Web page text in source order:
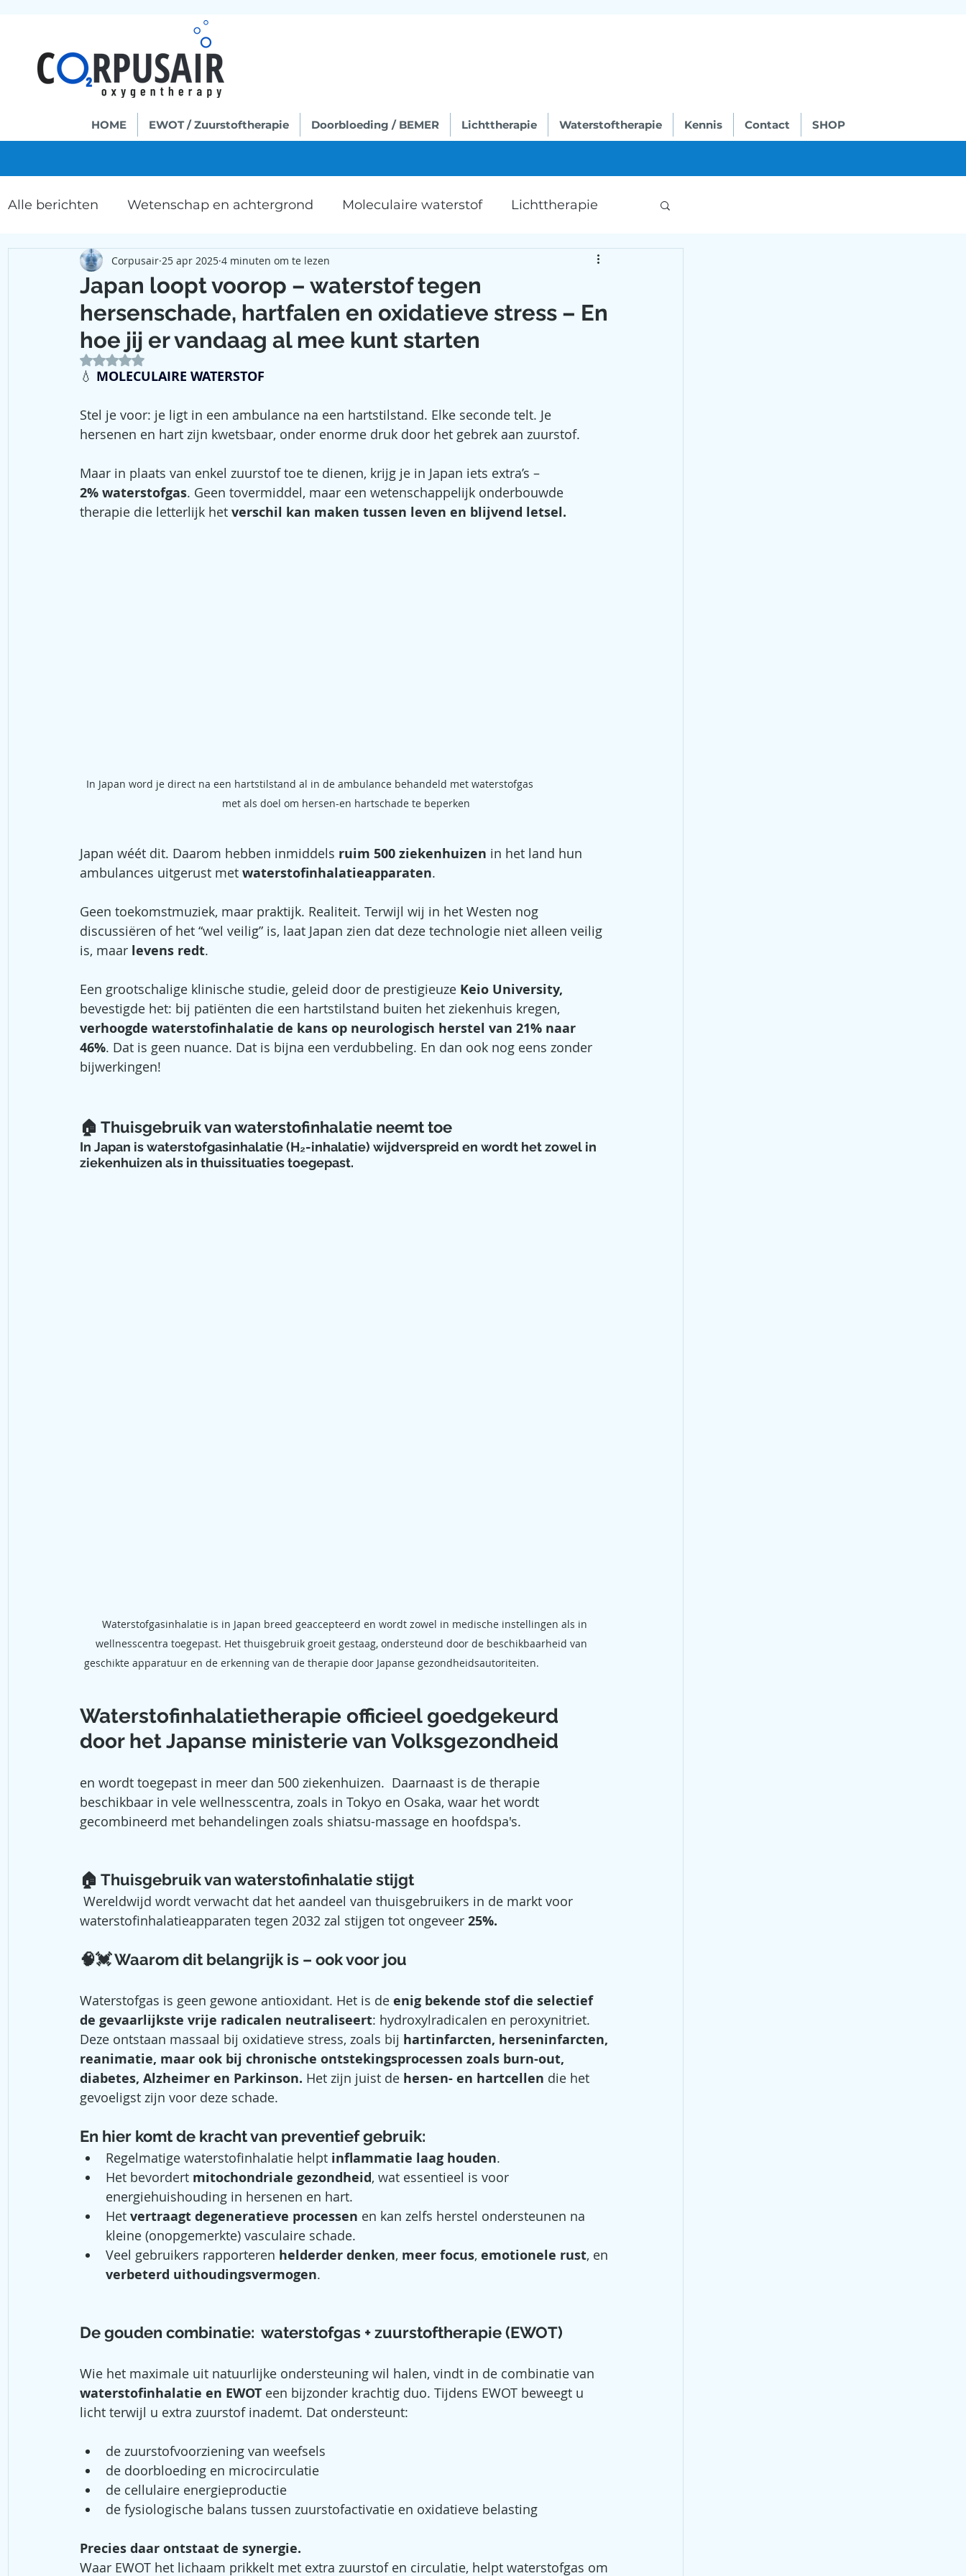
HOME EWOT / Zuurstoftherapie Doorbloeding / BEMER Lichttherapie Waterstoftherapie Kennis Contact SHOP
Alle berichten Wetenschap en achtergrond Moleculaire waterstof Lichttherapie
EWOT zuurstoftherapie Microcirculatie
Japan loopt voorop – waterstof tegen
hersenschade, hartfalen en oxidatieve stress – En
hoe jij er vandaag al mee kunt starten
Corpusair 25 apr 2025 4 minuten om te lezen
Beoordeeld met NaN uit 5 sterren.
💧 MOLECULAIRE WATERSTOF
Stel je voor: je ligt in een ambulance na een hartstilstand. Elke seconde telt. Je
hersenen en hart zijn kwetsbaar, onder enorme druk door het gebrek aan zuurstof.
Maar in plaats van enkel zuurstof toe te dienen, krijg je in Japan iets extra’s –
2% waterstofgas. Geen tovermiddel, maar een wetenschappelijk onderbouwde
therapie die letterlijk het verschil kan maken tussen leven en blijvend letsel.
In Japan word je direct na een hartstilstand al in de ambulance behandeld met waterstofgas
met als doel om hersen-en hartschade te beperken
Japan wéét dit. Daarom hebben inmiddels ruim 500 ziekenhuizen in het land hun
ambulances uitgerust met waterstofinhalatieapparaten.
Geen toekomstmuziek, maar praktijk. Realiteit. Terwijl wij in het Westen nog
discussiëren of het “wel veilig” is, laat Japan zien dat deze technologie niet alleen veilig
is, maar levens redt.
Een grootschalige klinische studie, geleid door de prestigieuze Keio University,
bevestigde het: bij patiënten die een hartstilstand buiten het ziekenhuis kregen,
verhoogde waterstofinhalatie de kans op neurologisch herstel van 21% naar
46%. Dat is geen nuance. Dat is bijna een verdubbeling. En dan ook nog eens zonder
bijwerkingen!
🏠 Thuisgebruik van waterstofinhalatie neemt toe
In Japan is waterstofgasinhalatie (H₂-inhalatie) wijdverspreid en wordt het zowel in
ziekenhuizen als in thuissituaties toegepast.
Waterstofgasinhalatie is in Japan breed geaccepteerd en wordt zowel in medische instellingen als in
wellnesscentra toegepast. Het thuisgebruik groeit gestaag, ondersteund door de beschikbaarheid van
geschikte apparatuur en de erkenning van de therapie door Japanse gezondheidsautoriteiten.
Waterstofinhalatietherapie officieel goedgekeurd
door het Japanse ministerie van Volksgezondheid
en wordt toegepast in meer dan 500 ziekenhuizen.  Daarnaast is de therapie
beschikbaar in vele wellnesscentra, zoals in Tokyo en Osaka, waar het wordt
gecombineerd met behandelingen zoals shiatsu-massage en hoofdspa's. ​
🏠 Thuisgebruik van waterstofinhalatie stijgt
Wereldwijd wordt verwacht dat het aandeel van thuisgebruikers in de markt voor
waterstofinhalatieapparaten tegen 2032 zal stijgen tot ongeveer 25%.
🧠💓 Waarom dit belangrijk is – ook voor jou
Waterstofgas is geen gewone antioxidant. Het is de enig bekende stof die selectief
de gevaarlijkste vrije radicalen neutraliseert: hydroxylradicalen en peroxynitriet.
Deze ontstaan massaal bij oxidatieve stress, zoals bij hartinfarcten, herseninfarcten,
reanimatie, maar ook bij chronische ontstekingsprocessen zoals burn-out,
diabetes, Alzheimer en Parkinson. Het zijn juist de hersen- en hartcellen die het
gevoeligst zijn voor deze schade.
En hier komt de kracht van preventief gebruik:
Regelmatige waterstofinhalatie helpt inflammatie laag houden.
Het bevordert mitochondriale gezondheid, wat essentieel is voor
energiehuishouding in hersenen en hart.
Het vertraagt degeneratieve processen en kan zelfs herstel ondersteunen na
kleine (onopgemerkte) vasculaire schade.
Veel gebruikers rapporteren helderder denken, meer focus, emotionele rust, en
verbeterd uithoudingsvermogen.
De gouden combinatie:  waterstofgas + zuurstoftherapie (EWOT)
Wie het maximale uit natuurlijke ondersteuning wil halen, vindt in de combinatie van
waterstofinhalatie en EWOT een bijzonder krachtig duo. Tijdens EWOT beweegt u
licht terwijl u extra zuurstof inademt. Dat ondersteunt:
de zuurstofvoorziening van weefsels
de doorbloeding en microcirculatie
de cellulaire energieproductie
de fysiologische balans tussen zuurstofactivatie en oxidatieve belasting
Precies daar ontstaat de synergie.
Waar EWOT het lichaam prikkelt met extra zuurstof en circulatie, helpt waterstofgas om